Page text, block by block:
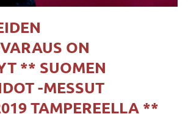
ON
** SUOMEN
-MESSUT
TAMPEREELLA **